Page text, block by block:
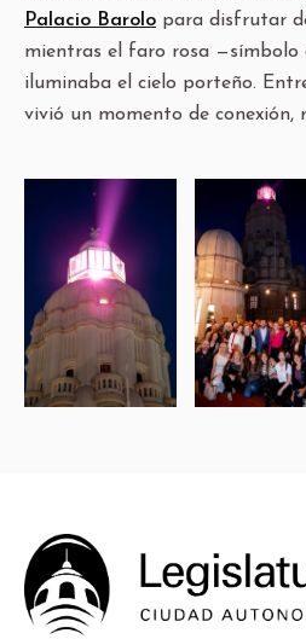
Palacio Barolo para disfrutar
mientras el faro rosa —símbolo
iluminaba el cielo porteño.
vivió un momento de conexión,